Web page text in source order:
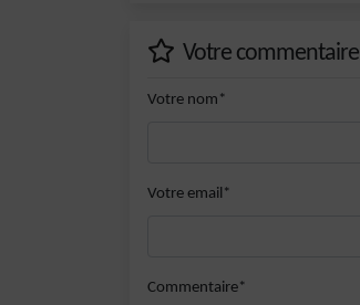
Votre commentaire
Votre nom*
Votre email*
Commentaire*